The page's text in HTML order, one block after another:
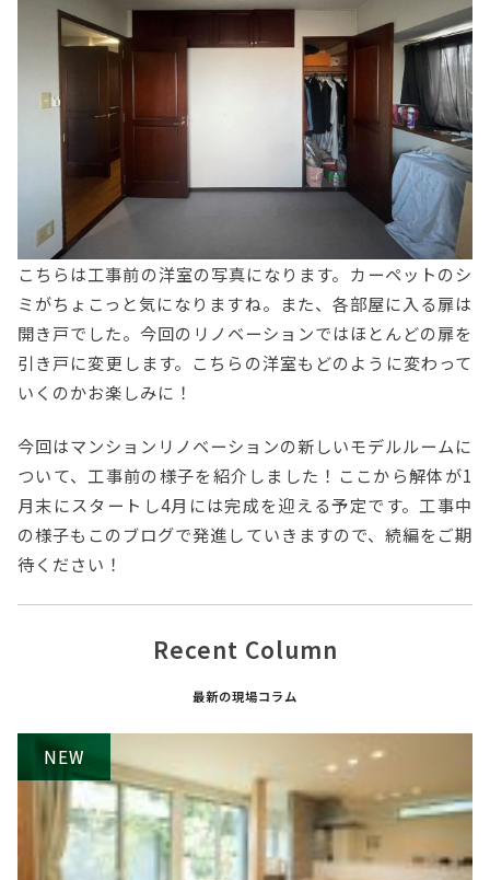
こちらは工事前の洋室の写真になります。カーペットのシ
ミがちょこっと気になりますね。また、各部屋に入る扉は
開き戸でした。今回のリノベーションではほとんどの扉を
引き戸に変更します。こちらの洋室もどのように変わって
いくのかお楽しみに！
今回はマンションリノベーションの新しいモデルルームに
ついて、工事前の様子を紹介しました！ここから解体が1
月末にスタートし4月には完成を迎える予定です。工事中
の様子もこのブログで発進していきますので、続編をご期
待ください！
Recent Column
最新の現場コラム